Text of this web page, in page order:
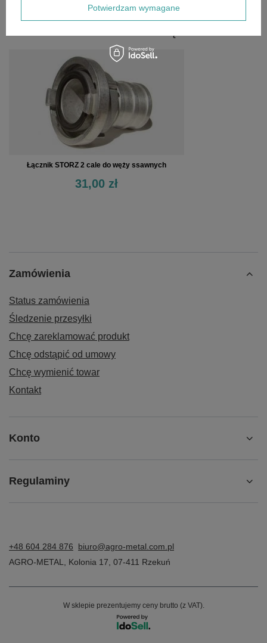
Łącznik STORZ 2 cale do węży ssawnych
31,00 zł
Zamówienia
Status zamówienia
Śledzenie przesyłki
Chcę zareklamować produkt
Chcę odstąpić od umowy
Chcę wymienić towar
Kontakt
Konto
Regulaminy
+48 604 284 876
biuro@agro-metal.com.pl
AGRO-METAL
Kolonia 17 07-411 Rzekuń
W sklepie prezentujemy ceny brutto (z VAT).
Potwierdzam wymagane